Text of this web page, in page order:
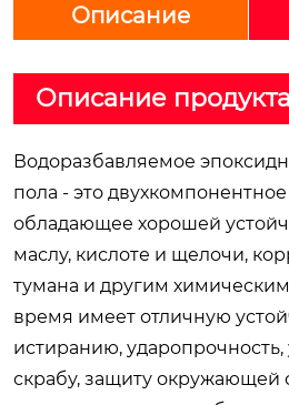
Описание
Описание продукта
Водоразбавляемое
пола - это
обладающее хорошей
маслу, кислоте и щелочи,
тумана и другим
время имеет отличную
истиранию, ударопрочность,
скрабу, защиту